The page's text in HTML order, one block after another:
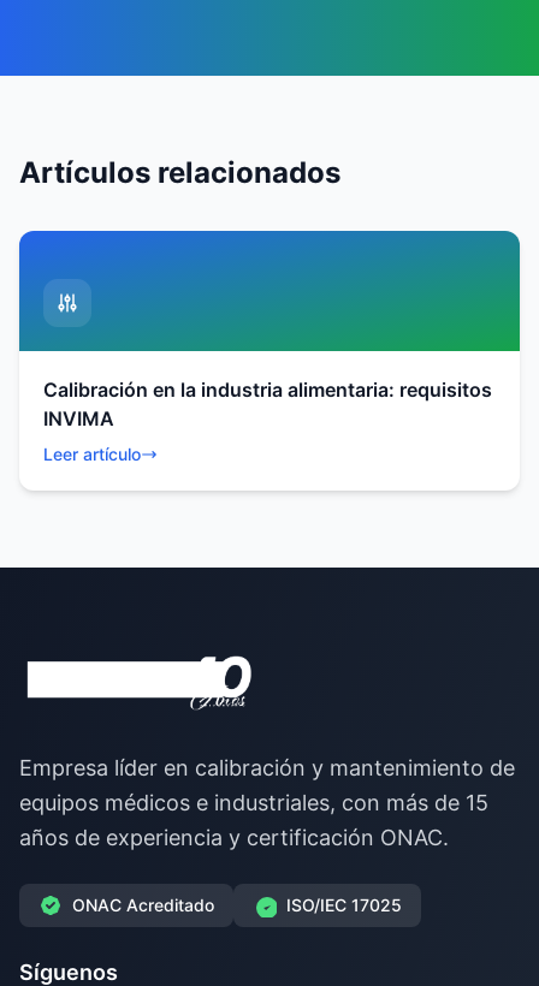
Artículos relacionados
Calibración en la industria alimentaria: requisitos
INVIMA
Leer artículo
Empresa líder en calibración y mantenimiento de
equipos médicos e industriales, con más de 15
años de experiencia y certificación ONAC.
ONAC Acreditado ISO/IEC 17025
Síguenos